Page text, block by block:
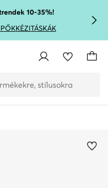
10-35%!
KÉZITÁSKÁK
stílusokra